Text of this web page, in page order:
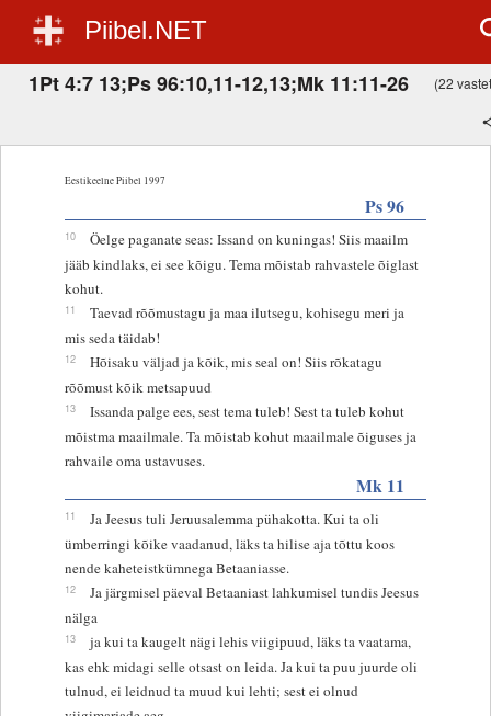
Piibel.NET
1Pt 4:7 13;Ps 96:10,11-12,13;Mk 11:11-26 (22
Eestikeelne Piibel 1997
Ps 96
10
Öelge paganate seas: Issand on kuningas! Siis maailm
jääb kindlaks, ei see kõigu. Tema mõistab rahvastele õiglast
kohut.
11
Taevad rõõmustagu ja maa ilutsegu, kohisegu meri ja
mis seda täidab!
12
Hõisaku väljad ja kõik, mis seal on! Siis rõkatagu
rõõmust kõik metsapuud
13
Issanda palge ees, sest tema tuleb! Sest ta tuleb kohut
mõistma maailmale. Ta mõistab kohut maailmale õiguses ja
rahvaile oma ustavuses.
Mk 11
11
Ja Jeesus tuli Jeruusalemma pühakotta. Kui ta oli
ümberringi kõike vaadanud, läks ta hilise aja tõttu koos
nende kaheteistkümnega Betaaniasse.
12
Ja järgmisel päeval Betaaniast lahkumisel tundis Jeesus
nälga
13
ja kui ta kaugelt nägi lehis viigipuud, läks ta vaatama,
kas ehk midagi selle otsast on leida. Ja kui ta puu juurde oli
tulnud, ei leidnud ta muud kui lehti; sest ei olnud